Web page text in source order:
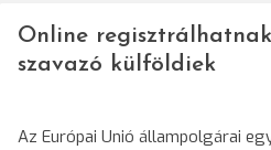
Online
szavazó külföldiek
Az Európai Unió állampolgárai